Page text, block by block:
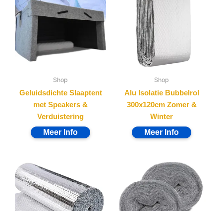
Shop
Geluidsdichte Slaaptent
met Speakers &
Verduistering
Shop
Alu Isolatie Bubbelrol
300x120cm Zomer &
Winter